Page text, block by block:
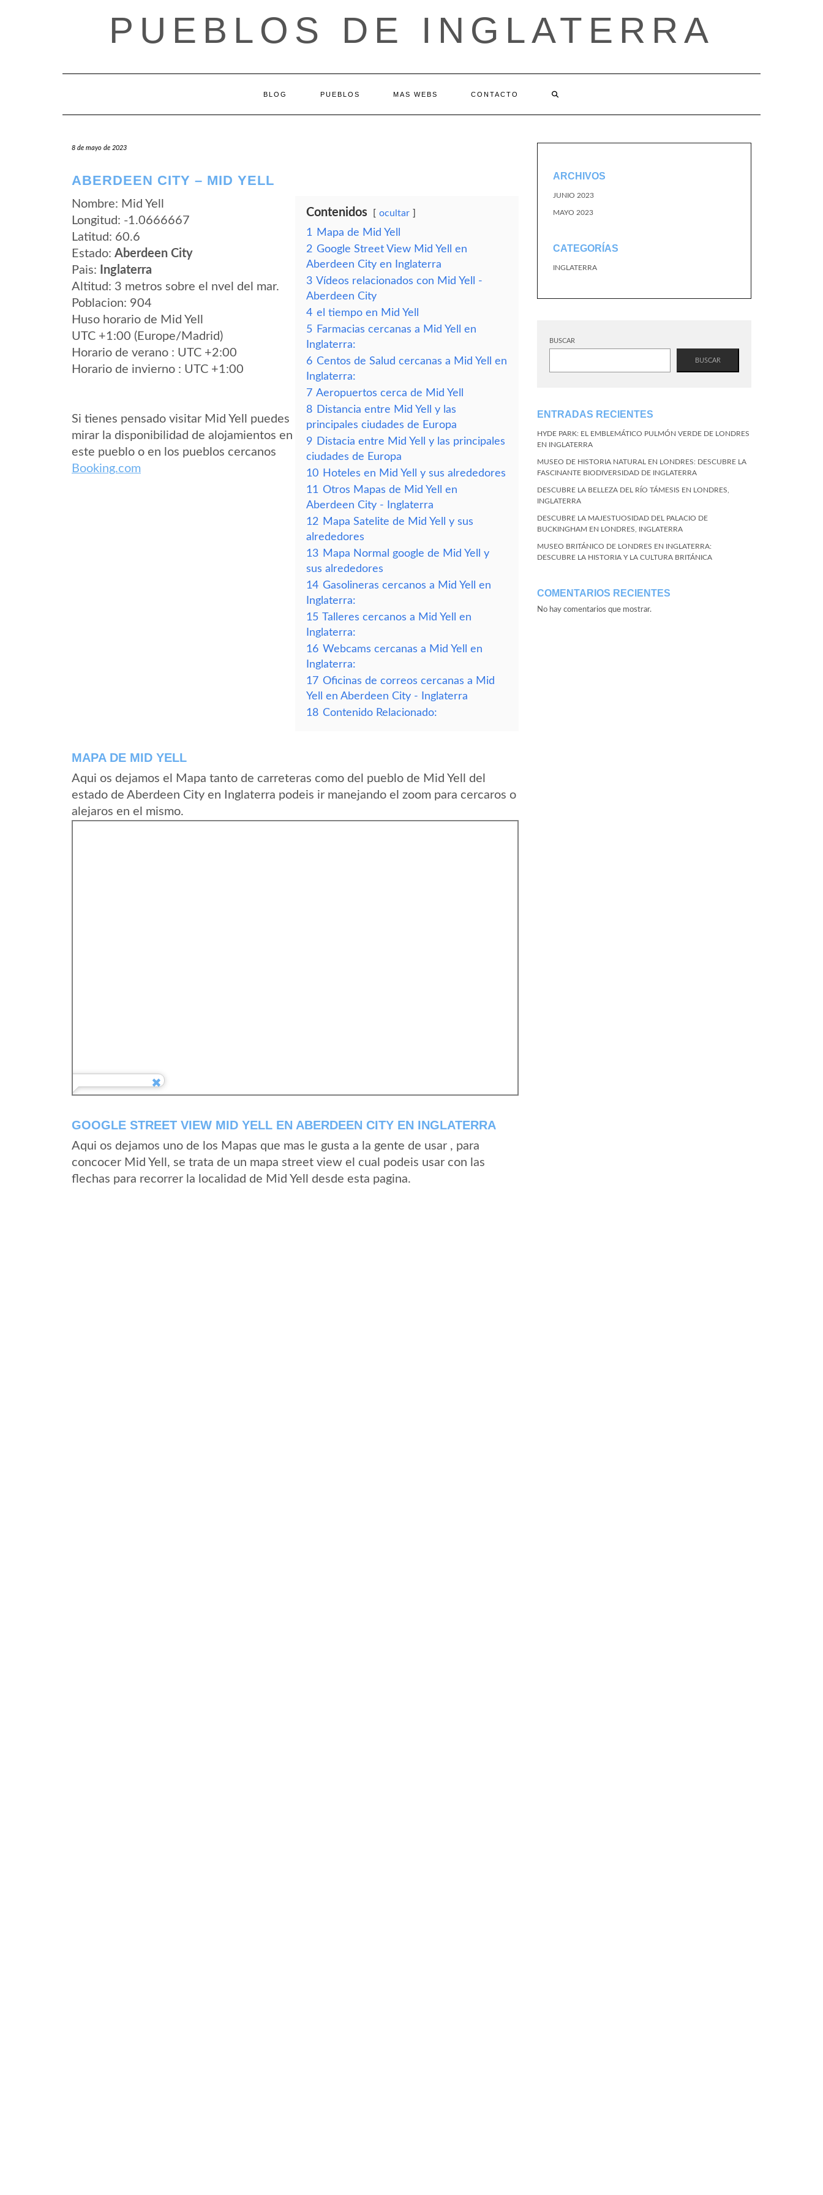
PUEBLOS DE INGLATERRA
BLOG PUEBLOS MAS WEBS CONTACTO
8 de mayo de 2023
ABERDEEN CITY – MID YELL
Nombre: Mid Yell
Longitud: -1.0666667
Latitud: 60.6
Estado: Aberdeen City
Pais:
Inglaterra
Altitud: 3 metros sobre el nvel del mar.
Poblacion: 904
Huso horario de Mid Yell
UTC +1:00 (Europe/Madrid)
Horario de verano : UTC +2:00
Horario de invierno : UTC +1:00
Si tienes pensado visitar Mid Yell puedes
mirar la disponibilidad de alojamientos en
este pueblo o en los pueblos cercanos
Booking.com
Contenidos ocultar
1
Mapa de Mid Yell
2 Google Street View Mid Yell en
Aberdeen City en Inglaterra
3 Vídeos relacionados con Mid Yell -
Aberdeen City
4 el tiempo en Mid Yell
5 Farmacias cercanas a Mid Yell en
Inglaterra:
6 Centos de Salud cercanas a Mid Yell en
Inglaterra:
7 Aeropuertos cerca de Mid Yell
8 Distancia entre Mid Yell y las
principales ciudades de Europa
9 Distacia entre Mid Yell y las principales
ciudades de Europa
10 Hoteles en Mid Yell y sus alrededores
11 Otros Mapas de Mid Yell en
Aberdeen City - Inglaterra
12 Mapa Satelite de Mid Yell y sus
alrededores
13 Mapa Normal google de Mid Yell y
sus alrededores
14 Gasolineras cercanos a Mid Yell en
Inglaterra:
15 Talleres cercanos a Mid Yell en
Inglaterra:
16 Webcams cercanas a Mid Yell en
Inglaterra:
17 Oficinas de correos cercanas a Mid
Yell en Aberdeen City - Inglaterra
18 Contenido Relacionado:
MAPA DE MID YELL
Aqui os dejamos el Mapa tanto de carreteras como del pueblo de Mid Yell del
estado de Aberdeen City en Inglaterra podeis ir manejando el zoom para cercaros o
alejaros en el mismo.
GOOGLE STREET VIEW MID YELL EN ABERDEEN CITY EN INGLATERRA
Aqui os dejamos uno de los Mapas que mas le gusta a la gente de usar , para
concocer Mid Yell, se trata de un mapa street view el cual podeis usar con las
flechas para recorrer la localidad de Mid Yell desde esta pagina.
ARCHIVOS
JUNIO 2023
MAYO 2023
CATEGORÍAS
INGLATERRA
BUSCAR
BUSCAR
ENTRADAS RECIENTES
HYDE PARK: EL EMBLEMÁTICO PULMÓN VERDE DE LONDRES
EN INGLATERRA
MUSEO DE HISTORIA NATURAL EN LONDRES: DESCUBRE LA
FASCINANTE BIODIVERSIDAD DE INGLATERRA
DESCUBRE LA BELLEZA DEL RÍO TÁMESIS EN LONDRES,
INGLATERRA
DESCUBRE LA MAJESTUOSIDAD DEL PALACIO DE
BUCKINGHAM EN LONDRES, INGLATERRA
MUSEO BRITÁNICO DE LONDRES EN INGLATERRA:
DESCUBRE LA HISTORIA Y LA CULTURA BRITÁNICA
COMENTARIOS RECIENTES
No hay comentarios que mostrar.